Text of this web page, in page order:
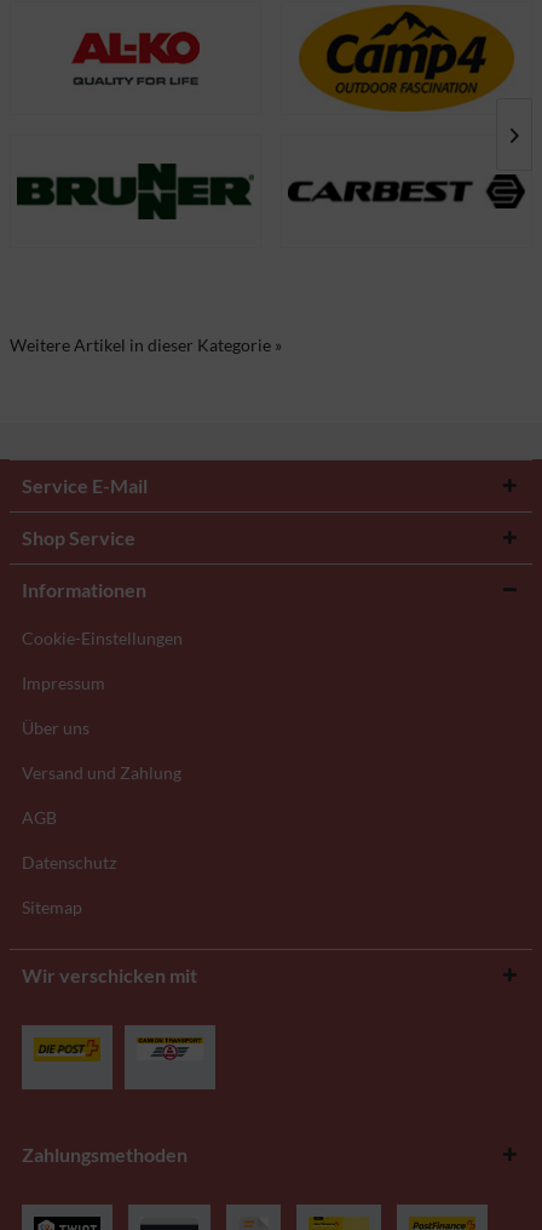
Weitere Artikel in dieser Kategorie »
Service E-Mail
Shop Service
Informationen
Cookie-Einstellungen
Impressum
Über uns
Versand und Zahlung
AGB
Datenschutz
Sitemap
Wir verschicken mit
Zahlungsmethoden